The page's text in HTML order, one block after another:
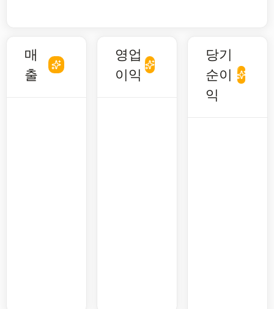
매
출
영업
이익
당기
순이
익